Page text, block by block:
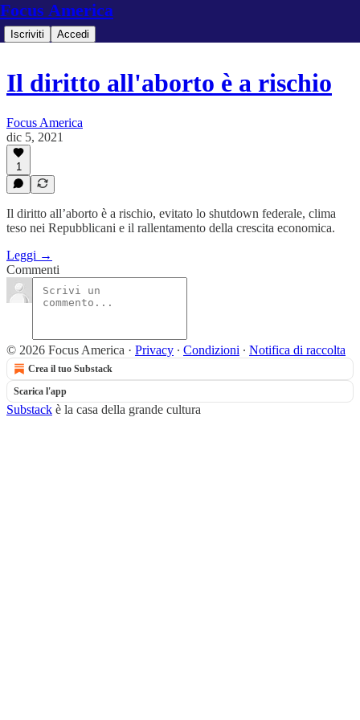
Focus America
Iscriviti Accedi
Il diritto all'aborto è a rischio
Focus America
dic 5, 2021
1
Il diritto all’aborto è a rischio, evitato lo shutdown federale, clima
teso nei Repubblicani e il rallentamento della crescita economica.
Leggi →
Commenti
© 2026 Focus America · Privacy ∙ Condizioni ∙ Notifica di raccolta
Crea il tuo Substack
Scarica l'app
Substack è la casa della grande cultura